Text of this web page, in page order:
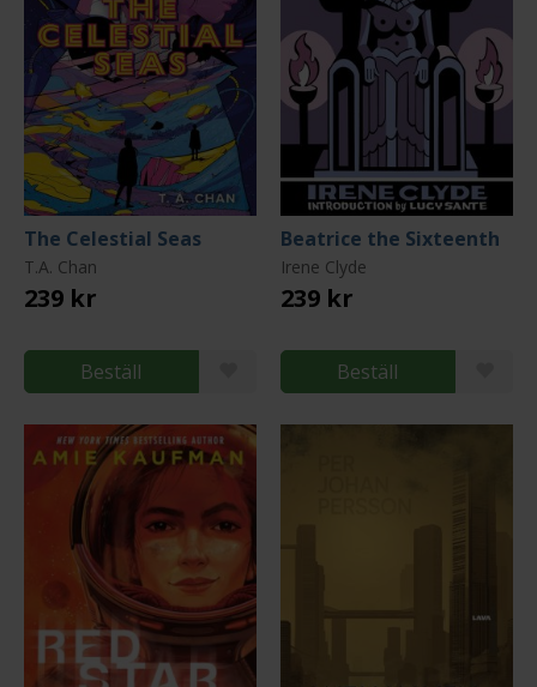
The Celestial Seas
T.A. Chan
239 kr
Beställ
Beatrice the Sixteenth
Irene Clyde
239 kr
Beställ